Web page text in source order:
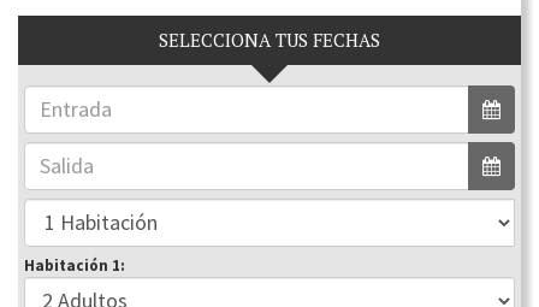
SELECCIONA TUS FECHAS
Habitación 1: